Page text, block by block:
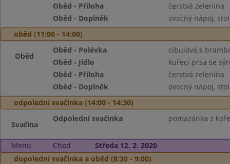
Oběd - Příloha
čerstvá zelenina
Oběd - Doplněk
ovocný nápoj,
oběd (11:00 - 14:00)
Oběd
Oběd - Polévka
cibulová s
Oběd - Jídlo
kuřecí prsa se
Oběd - Příloha
čerstvá zelenina
Oběd - Doplněk
ovocný nápoj,
odpolední svačinka (14:00 - 14:30)
Svačina
Odpolední svačinka pomazánka z
Menu Chod
Středa 12. 2. 2020
dopolední svačinka a oběd (8:30 - 9:00)